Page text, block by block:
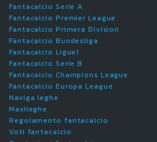
Fantacalcio Serie A
Fantacalcio Premier League
Fantacalcio Primera Division
Fantacalcio Bundesliga
Fantacalcio Ligue1
Fantacalcio Serie B
Fantacalcio Champions League
Fantacalcio Europa League
Naviga leghe
Maxileghe
Regolamento fantacalcio
Voti fantacalcio